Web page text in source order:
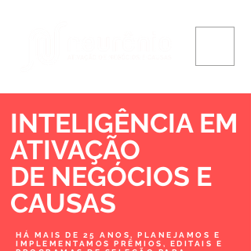
INTELIGÊNCIA EM
ATIVAÇÃO
DE NEGÓCIOS E
CAUSAS
HÁ MAIS DE 25 ANOS, PLANEJAMOS E
IMPLEMENTAMOS PRÊMIOS, EDITAIS E